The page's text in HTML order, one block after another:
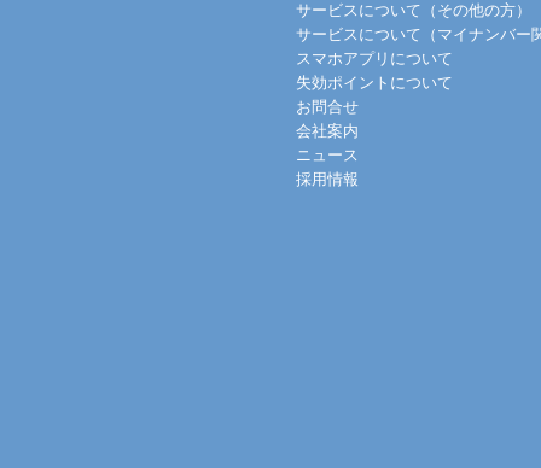
サービスについて（その他の方）
サービスについて（マイナンバー
スマホアプリについて
失効ポイントについて
お問合せ
会社案内
ニュース
採用情報